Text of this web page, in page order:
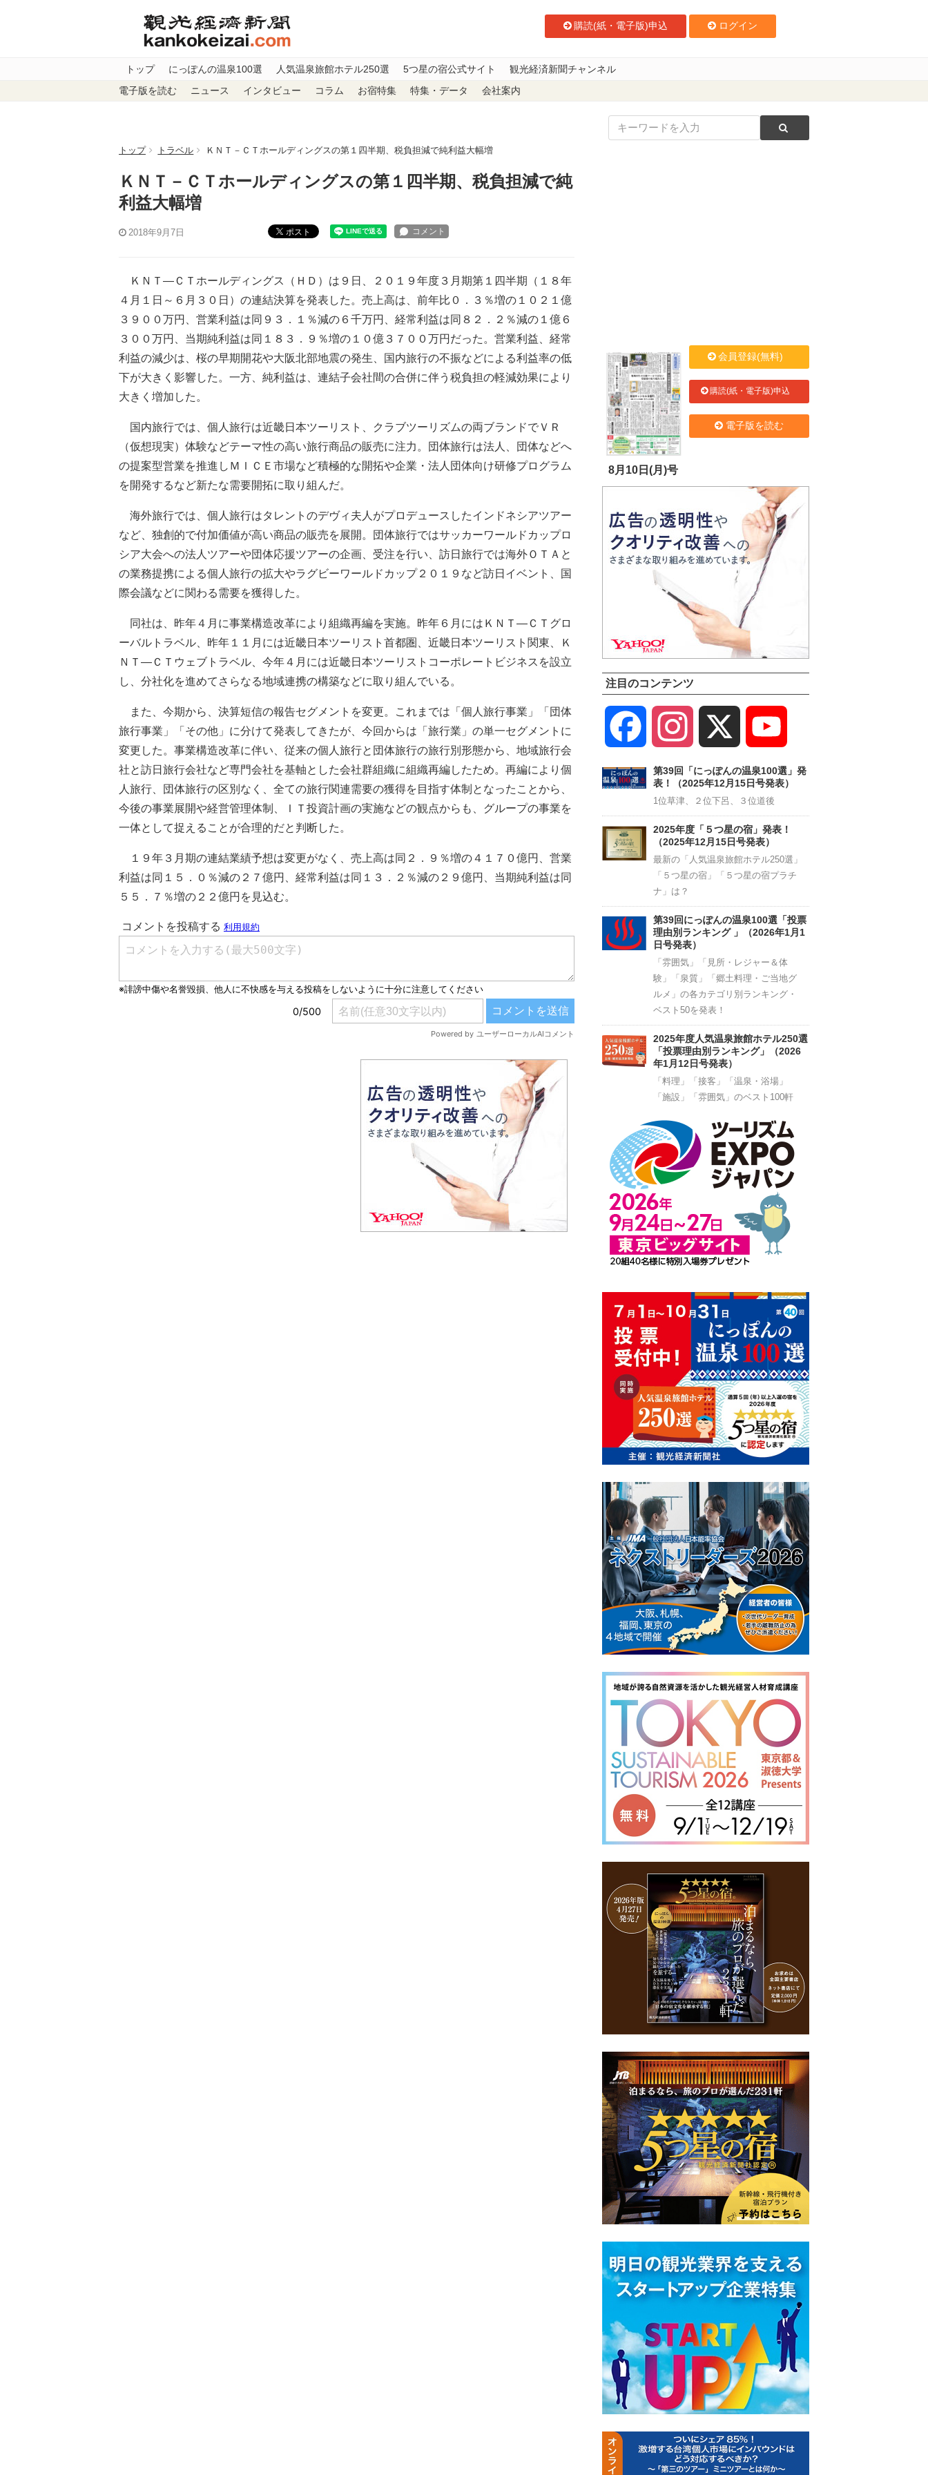
購読(紙・電子版)申込 ログイン
トップ にっぽんの温泉100選 人気温泉旅館ホテル250選 5つ星の宿公式サイト 観光経済新聞チャンネル
電子版を読む ニュース インタビュー コラム お宿特集 特集・データ 会社案内
トップ トラベル ＫＮＴ－ＣＴホールディングスの第１四半期、税負担減で純利益大幅増
ＫＮＴ－ＣＴホールディングスの第１四半期、税負担減で純
利益大幅増
2018年9月7日 ポスト
ＫＮＴ―ＣＴホールディングス（ＨＤ）は９日、２０１９年度３月期第１四半期（１８年
４月１日～６月３０日）の連結決算を発表した。売上高は、前年比０．３％増の１０２１億
３９００万円、営業利益は同９３．１％減の６千万円、経常利益は同８２．２％減の１億６
３００万円、当期純利益は同１８３．９％増の１０億３７００万円だった。営業利益、経常
利益の減少は、桜の早期開花や大阪北部地震の発生、国内旅行の不振などによる利益率の低
下が大きく影響した。一方、純利益は、連結子会社間の合併に伴う税負担の軽減効果により
大きく増加した。
国内旅行では、個人旅行は近畿日本ツーリスト、クラブツーリズムの両ブランドでＶＲ
（仮想現実）体験などテーマ性の高い旅行商品の販売に注力。団体旅行は法人、団体などへ
の提案型営業を推進しＭＩＣＥ市場など積極的な開拓や企業・法人団体向け研修プログラム
を開発するなど新たな需要開拓に取り組んだ。
海外旅行では、個人旅行はタレントのデヴィ夫人がプロデュースしたインドネシアツアー
など、独創的で付加価値が高い商品の販売を展開。団体旅行ではサッカーワールドカップロ
シア大会への法人ツアーや団体応援ツアーの企画、受注を行い、訪日旅行では海外ＯＴＡと
の業務提携による個人旅行の拡大やラグビーワールドカップ２０１９など訪日イベント、国
際会議などに関わる需要を獲得した。
同社は、昨年４月に事業構造改革により組織再編を実施。昨年６月にはＫＮＴ―ＣＴグロ
ーバルトラベル、昨年１１月には近畿日本ツーリスト首都圏、近畿日本ツーリスト関東、Ｋ
ＮＴ―ＣＴウェブトラベル、今年４月には近畿日本ツーリストコーポレートビジネスを設立
し、分社化を進めてさらなる地域連携の構築などに取り組んでいる。
また、今期から、決算短信の報告セグメントを変更。これまでは「個人旅行事業」「団体
旅行事業」「その他」に分けて発表してきたが、今回からは「旅行業」の単一セグメントに
変更した。事業構造改革に伴い、従来の個人旅行と団体旅行の旅行別形態から、地域旅行会
社と訪日旅行会社など専門会社を基軸とした会社群組織に組織再編したため。再編により個
人旅行、団体旅行の区別なく、全ての旅行関連需要の獲得を目指す体制となったことから、
今後の事業展開や経営管理体制、ＩＴ投資計画の実施などの観点からも、グループの事業を
一体として捉えることが合理的だと判断した。
１９年３月期の連結業績予想は変更がなく、売上高は同２．９％増の４１７０億円、営業
利益は同１５．０％減の２７億円、経常利益は同１３．２％減の２９億円、当期純利益は同
５５．７％増の２２億円を見込む。
8月10日(月)号
会員登録(無料)
購読(紙・電子版)申込
電子版を読む
注目のコンテンツ
Facebook Instagram
Channel
第39回「にっぽんの温泉100選」発
表！（2025年12月15日号発表）
1位草津、２位下呂、３位道後
2025年度「５つ星の宿」発表！
（2025年12月15日号発表）
最新の「人気温泉旅館ホテル250選」
「５つ星の宿」「５つ星の宿プラチ
ナ」は？
第39回にっぽんの温泉100選「投票
理由別ランキング 」（2026年1月1
日号発表）
「雰囲気」「見所・レジャー＆体
験」「泉質」「郷土料理・ご当地グ
ルメ」の各カテゴリ別ランキング・
ベスト50を発表！
2025年度人気温泉旅館ホテル250選
「投票理由別ランキング」（2026
年1月12日号発表）
「料理」「接客」「温泉・浴場」
「施設」「雰囲気」のベスト100軒